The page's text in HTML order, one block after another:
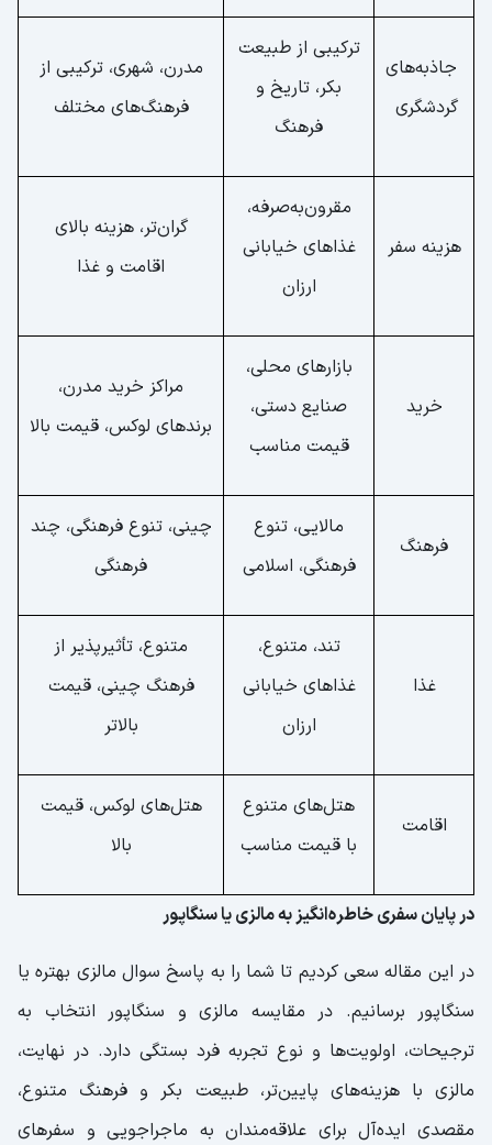
جاذبه‌های
گردشگری
ترکیبی از طبیعت
بکر، تاریخ و
فرهنگ
مدرن، شهری، ترکیبی از
فرهنگ‌های مختلف
هزینه سفر
مقرون‌به‌صرفه،
غذاهای خیابانی
ارزان
گران‌تر، هزینه بالای
اقامت و غذا
خرید
بازارهای محلی،
صنایع دستی،
قیمت مناسب
مراکز خرید مدرن،
برندهای لوکس، قیمت بالا
فرهنگ
مالایی، تنوع
فرهنگی، اسلامی
چینی، تنوع فرهنگی، چند
فرهنگی
غذا
تند، متنوع،
غذاهای خیابانی
ارزان
متنوع، تأثیرپذیر از
فرهنگ چینی، قیمت
بالاتر
اقامت
هتل‌های متنوع
با قیمت مناسب
هتل‌های لوکس، قیمت
بالا
در پایان سفری خاطره‌انگیز به مالزی یا سنگاپور
در این مقاله سعی کردیم تا شما را به پاسخ سوال مالزی بهتره یا
سنگاپور برسانیم. در مقایسه مالزی و سنگاپور انتخاب به
ترجیحات، اولویت‌ها و نوع تجربه فرد بستگی دارد. در نهایت،
مالزی با هزینه‌های پایین‌تر، طبیعت بکر و فرهنگ متنوع،
مقصدی ایده‌آل برای علاقه‌مندان به ماجراجویی و سفرهای